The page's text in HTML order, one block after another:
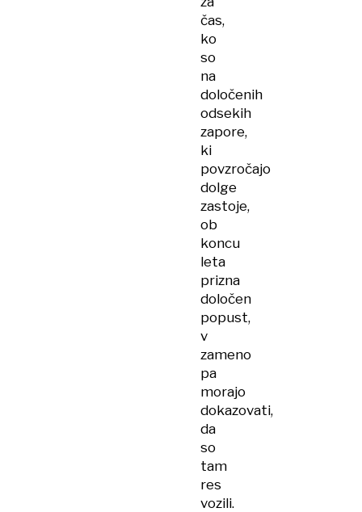
čas,
ko
so
na
določenih
odsekih
zapore,
ki
povzročajo
dolge
zastoje,
ob
koncu
leta
prizna
določen
popust,
v
zameno
pa
morajo
dokazovati,
da
so
tam
res
vozili.